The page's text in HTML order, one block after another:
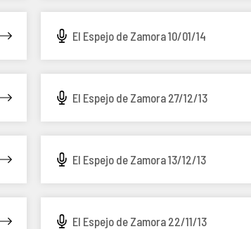
El Espejo de Zamora 10/01/14
El Espejo de Zamora 27/12/13
El Espejo de Zamora 13/12/13
El Espejo de Zamora 22/11/13